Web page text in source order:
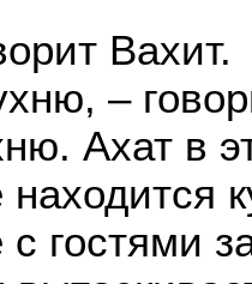
–
Ахат в
гостями